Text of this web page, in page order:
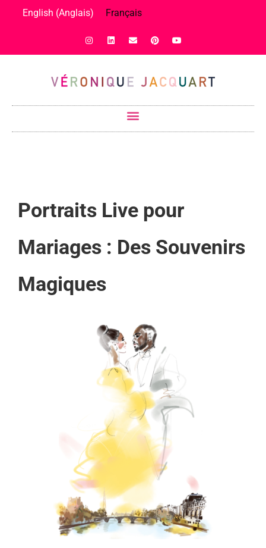
English (Anglais) Français
Portraits Live pour
Mariages : Des Souvenirs
Magiques